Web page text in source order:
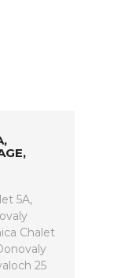
5A,
Chalet
25